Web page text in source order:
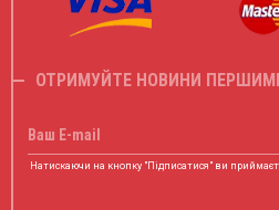
ОТРИМУЙТЕ НОВИНИ
Ваш E-mail
Натискаючи на кнопку "Підписатися" ви